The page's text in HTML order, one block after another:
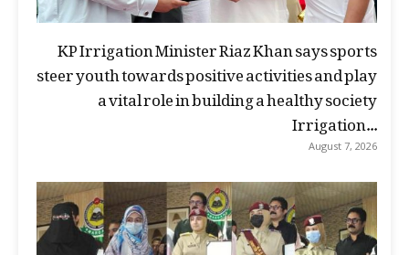
KP Irrigation Minister Riaz Khan says sports
steer youth towards positive activities and play
a vital role in building a healthy society
Irrigation...
August 7, 2026